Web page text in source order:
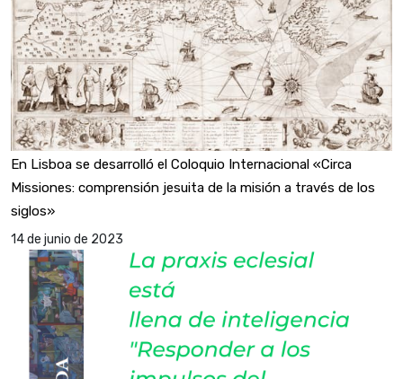
En Lisboa se desarrolló el Coloquio Internacional «Circa
Missiones: comprensión jesuita de la misión a través de los
siglos»
14 de junio de 2023